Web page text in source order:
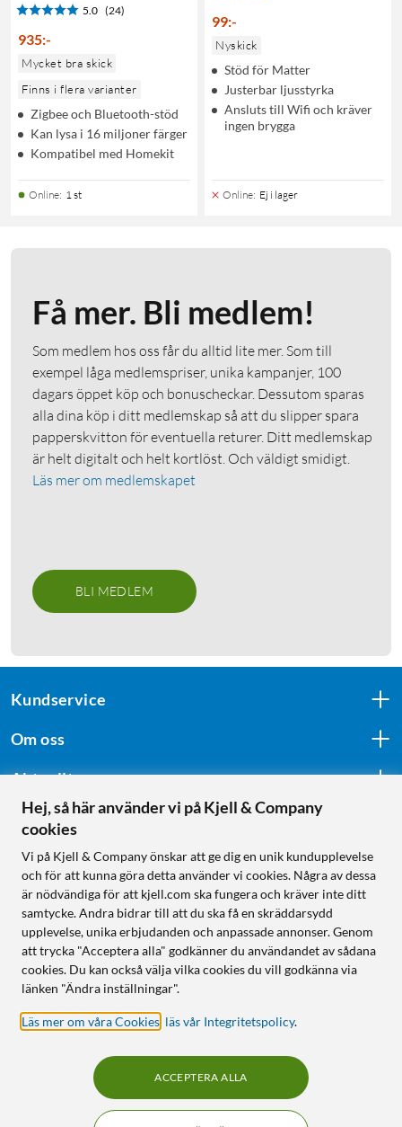
5.0 (24)
935:-
Mycket bra skick
Finns i flera varianter
Zigbee och Bluetooth-stöd
Kan lysa i 16 miljoner färger
Kompatibel med Homekit
Online: 1 st
99:-
Nyskick
Stöd för Matter
Justerbar ljusstyrka
Ansluts till Wifi och kräver
ingen brygga
Online: Ej i lager
Få mer. Bli medlem!
Som medlem hos oss får du alltid lite mer. Som till
exempel låga medlemspriser, unika kampanjer, 100
dagars öppet köp och bonuscheckar. Dessutom sparas
alla dina köp i ditt medlemskap så att du slipper spara
papperskvitton för eventuella returer. Ditt medlemskap
är helt digitalt och helt kortlöst. Och väldigt smidigt.
Läs mer om medlemskapet
BLI MEDLEM
Kundservice
Om oss
Aktuellt
Följ oss
Handla från:
Sverige
Norge
Hej, så här använder vi på Kjell & Company
cookies
Vi på Kjell & Company önskar att ge dig en unik kundupplevelse
och för att kunna göra detta använder vi cookies. Några av dessa
är nödvändiga för att kjell.com ska fungera och kräver inte ditt
samtycke. Andra bidrar till att du ska få en skräddarsydd
upplevelse, unika erbjudanden och anpassade annonser. Genom
att trycka "Acceptera alla" godkänner du användandet av sådana
cookies. Du kan också välja vilka cookies du vill godkänna via
länken "Ändra inställningar".
Läs mer om våra Cookies läs vår Integritetspolicy.
ACCEPTERA ALLA